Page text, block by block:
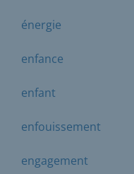
énergie
enfance
enfant
enfouissement
engagement